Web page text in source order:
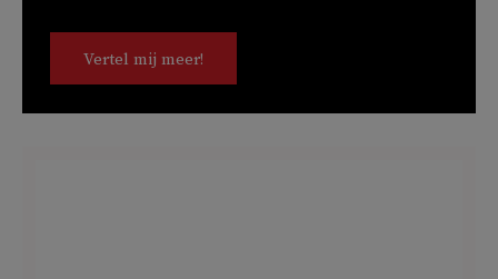
Vertel mij meer!